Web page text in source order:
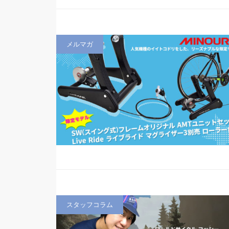
メルマガ
スタッフコラム